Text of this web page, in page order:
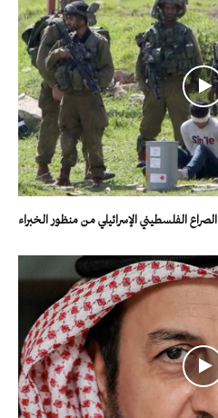
الصراع الفلسطيني الإسرائيلي من منظور الخبراء